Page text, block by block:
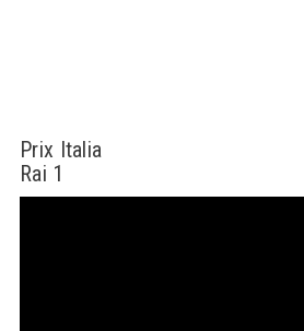
Prix Italia
Rai 1